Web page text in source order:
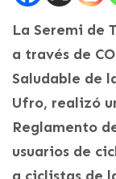
La Seremi de
a través de
Saludable de
Ufro, realizó
Reglamento
usuarios de